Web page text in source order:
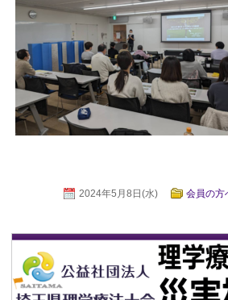
2024年5月8日(水) 会員の